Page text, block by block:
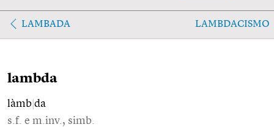
LAMBADA LAMBDACISMO
lambda
làmb da
s.f. e m.inv., simb.